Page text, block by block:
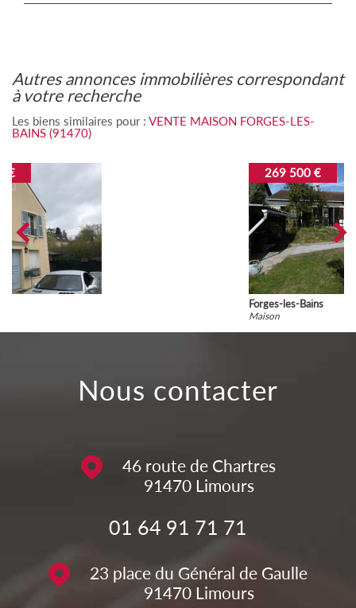
autres annonces immobilières correspondant
à votre recherche
Les biens similaires pour : VENTE MAISON FORGES-LES-
BAINS (91470)
nous contacter
46 route de Chartres
91470 Limours
01 64 91 71 71
23 place du Général de Gaulle
91470 Limours